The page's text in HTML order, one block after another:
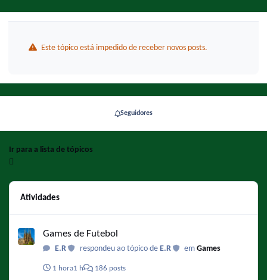
Este tópico está impedido de receber novos posts.
Seguidores
Ir para a lista de tópicos
Atividades
Games de Futebol
E.R respondeu ao tópico de E.R emGames
1 hora1 h 186 posts